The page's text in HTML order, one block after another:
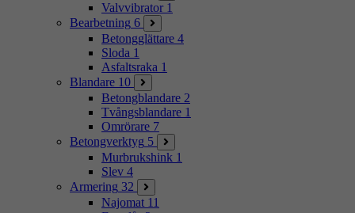
Valvvibrator 1
Bearbetning 6
Betongglättare 4
Sloda 1
Asfaltsraka 1
Blandare 10
Betongblandare 2
Tvångsblandare 1
Omrörare 7
Betongverktyg 5
Murbrukshink 1
Slev 4
Armering 32
Najomat 11